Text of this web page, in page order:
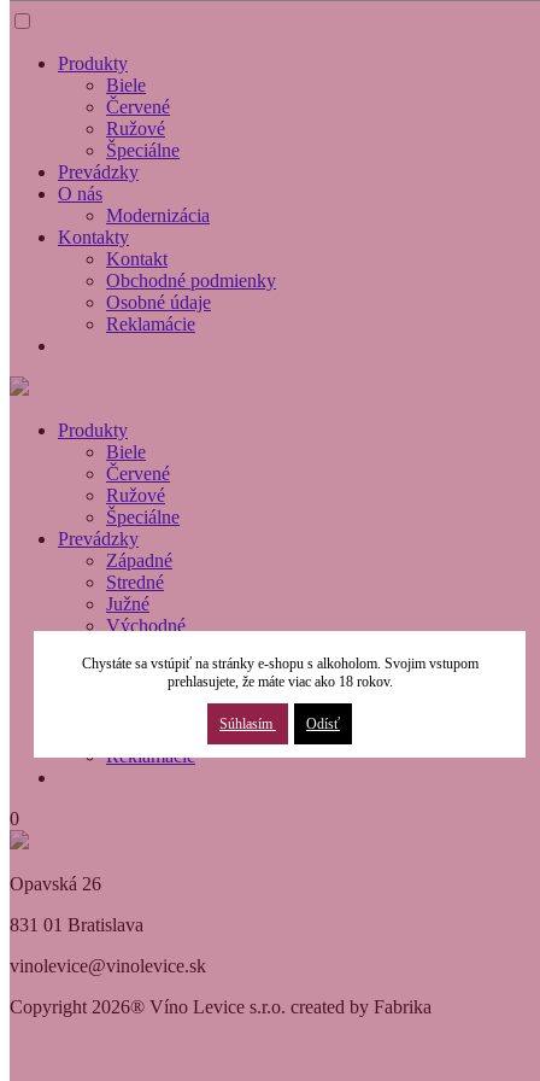
Produkty
Biele
Červené
Ružové
Špeciálne
Prevádzky
O nás
Modernizácia
Kontakty
Kontakt
Obchodné podmienky
Osobné údaje
Reklamácie
Produkty
Biele
Červené
Ružové
Špeciálne
Prevádzky
Západné
Stredné
Južné
Východné
Modernizácia
Reklamácie
0
Opavská 26
831 01 Bratislava
vinolevice@vinolevice.sk
Copyright 2026® Víno Levice s.r.o. created by Fabrika
Chystáte sa vstúpiť na stránky e-shopu s alkoholom. Svojim vstupom
prehlasujete, že máte viac ako 18 rokov.
Súhlasím Odísť